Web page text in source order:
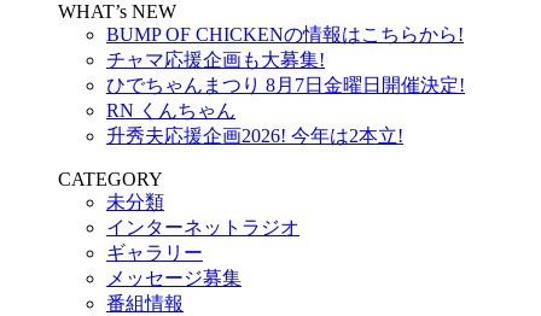
WHAT’s NEW
BUMP OF CHICKENの情報はこちらから!
チャマ応援企画も大募集!
ひでちゃんまつり 8月7日金曜日開催決定!
RN くんちゃん
升秀夫応援企画2026! 今年は2本立!
CATEGORY
未分類
インターネットラジオ
ギャラリー
メッセージ募集
番組情報